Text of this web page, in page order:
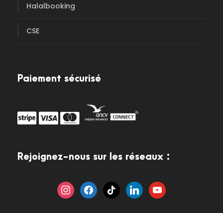
Halalbooking
CSE
Paiement sécurisé
Rejoignez-nous sur les réseaux :
i
n
f
a
t
l
y
o